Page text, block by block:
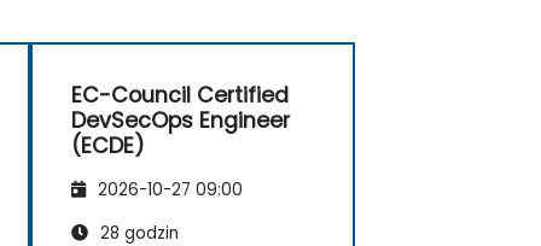
EC-Council Certified
DevSecOps Engineer
(ECDE)
2026-10-27 09:00
28 godzin